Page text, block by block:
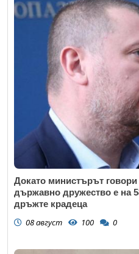
Докато министърът говори
държавно дружество е на
дръжте крадеца
08 август 100 0